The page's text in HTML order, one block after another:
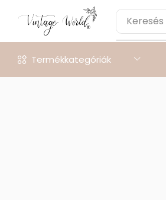
Keresés
Termékkategóriák